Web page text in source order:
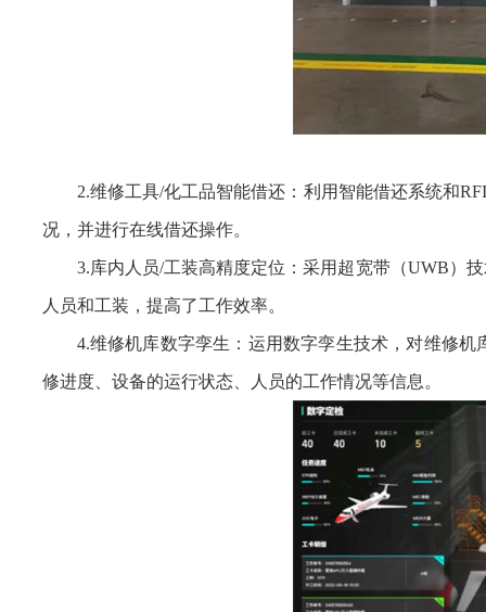
2.维修工具/化工品智能借还：利用智能借还系统和
况，并进行在线借还操作。
3.库内人员/工装高精度定位：采用超宽带（UWB）
人员和工装，提高了工作效率。
4.维修机库数字孪生：运用数字孪生技术，对维修
修进度、设备的运行状态、人员的工作情况等信息。